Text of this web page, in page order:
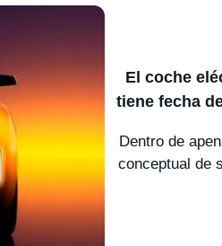
El coche
tiene fecha
Dentro de
conceptual de